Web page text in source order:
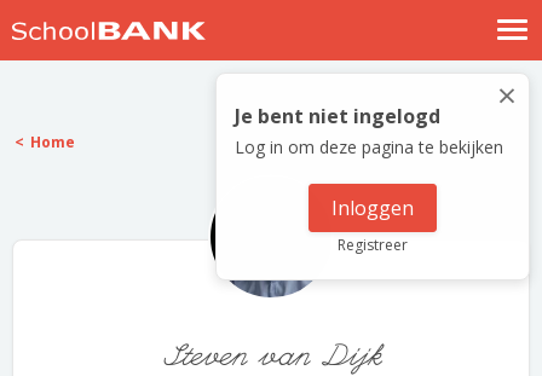
Nostalgische verhalen
Log in
Meld je gratis aan
×
Je bent niet ingelogd
Log in om deze pagina te bekijken
Inloggen
Registreer
Home
Steven van Dijk